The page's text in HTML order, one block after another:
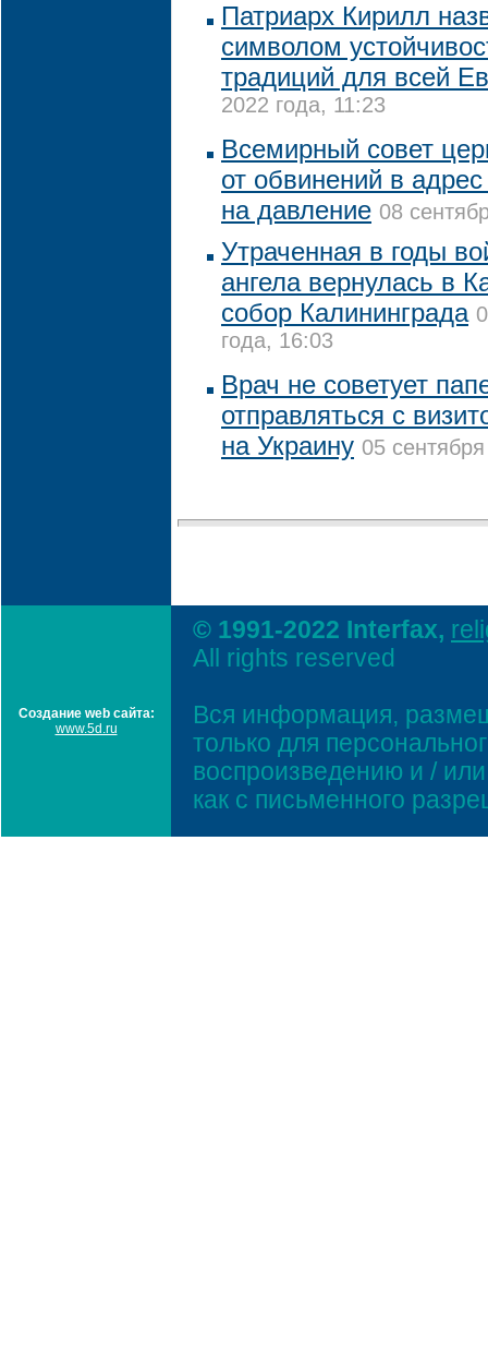
Патриарх Кирилл
символом
традиций для всей
2022 года, 11:23
Всемирный совет
от обвинений в
на давление 08
Утраченная в годы
ангела вернулась в
собор Калининграда
года, 16:03
Врач не советует
отправляться с
на Украину 05
Создание web сайта:
www.5d.ru
© 1991-2022 Interfax,
All rights reserved
Вся информация,
только для
воспроизведению и /
как с письменного